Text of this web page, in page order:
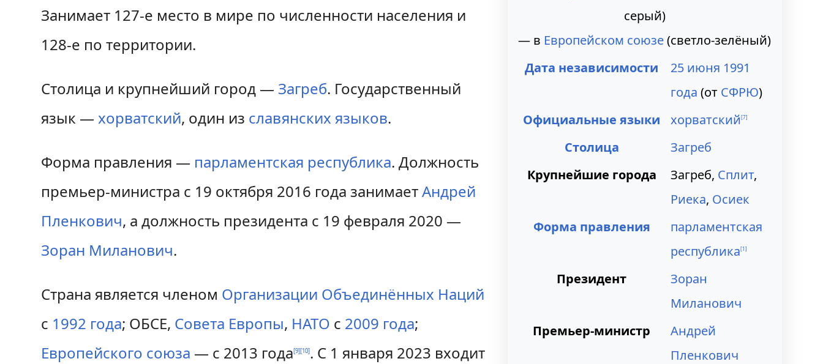
и
и
серый)
— в Европейском союзе(светло-зелёный)
Дата независимости
25 июня 1991
года (от СФРЮ)
Официальные языки
хорватский[7]
Столица
Загреб
Крупнейшие города
Загреб, Сплит,
Риека, Осиек
Форма правления
парламентская
республика[1]
Президент
Зоран
Миланович
Премьер-министр
Андрей
Пленкович
Занимает 127-е место в мире по численности населения и
128-е по территории.
Столица и крупнейший город — Загреб. Государственный
язык —хорватский, один из славянских языков.
Форма правления — парламентская республика. Должность
премьер-министра с 19 октября 2016 года занимаетАндрей
Пленкович, а должность президента с 19 февраля 2020 —
Зоран Миланович.
Страна является членом Организации Объединённых Наций
с 1992 года; ОБСЕ, Совета Европы, НАТО с 2009 года;
Европейского союза — с 2013 года[9][10]. С 1 января 2023 входит